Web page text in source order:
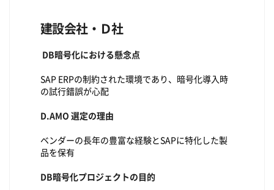
建設会社・Ｄ社
DB暗号化における懸念点
SAP ERPの制約された環境であり、暗号化導入時
の試行錯誤が心配
D.AMO 選定の理由
ベンダーの長年の豊富な経験とSAPに特化した製
品を保有
DB暗号化プロジェクトの目的